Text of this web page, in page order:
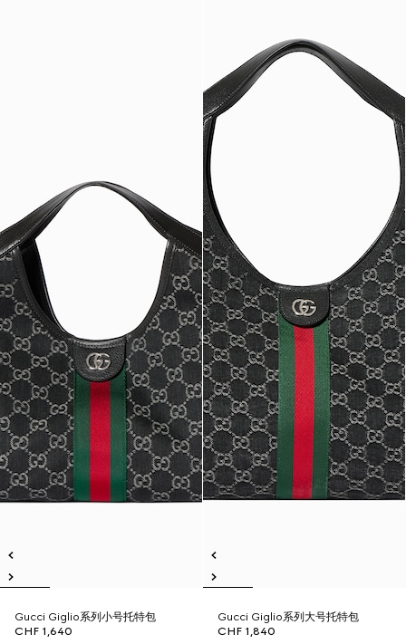
Gucci Giglio系列小号托特包
CHF 1,640
Gucci Giglio系列大号托特包
CHF 1,840